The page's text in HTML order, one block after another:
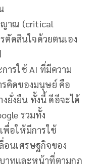
ญาณ (critical
ตัดสินใจด้วยตนเอง
ารใช้ AI ที่มีความ
รคิดของมนุษย์ คือ
ยั่งยืน ทั้งนี้ ดีอีจะได้
รวมทั้ง
พื่อให้มีการใช้
อนเศรษฐกิจของ
าทและหน้าที่ตามกฎ